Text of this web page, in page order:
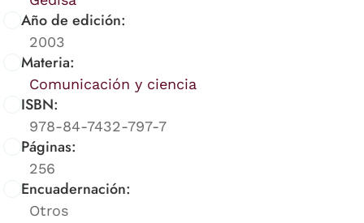
Año de edición:
2003
Materia:
Comunicación y ciencia
ISBN:
978-84-7432-797-7
Páginas:
256
Encuadernación:
Otros